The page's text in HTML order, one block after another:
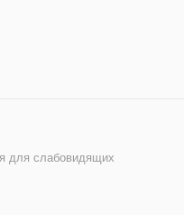
для слабовидящих